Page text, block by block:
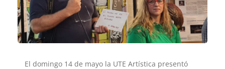
El domingo 14 de mayo la UTE Artística presentó